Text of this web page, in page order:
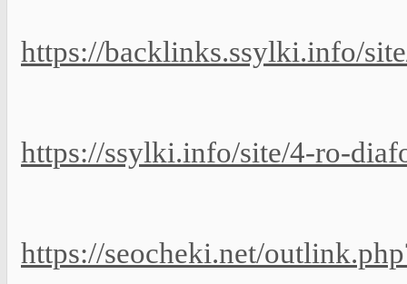
https://backlinks.ssylki.info/
https://ssylki.info/site/4-ro-
https://seocheki.net/